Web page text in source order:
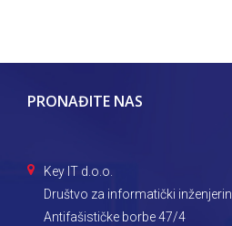
PRONAĐITE NAS
Key IT d.o.o.
Društvo za informatički
Antifašističke borbe 47/4